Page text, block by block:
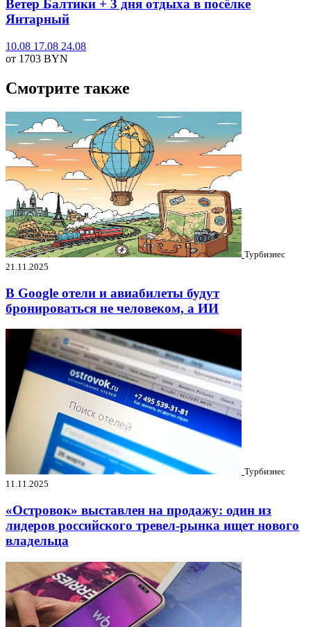
Ветер Балтики + 3 дня отдыха в посёлке
Янтарный
10.08 17.08 24.08
от 1703 BYN
Смотрите также
Турбизнес
21.11.2025
В Google отели и авиабилеты будут
бронироваться не человеком, а ИИ
Турбизнес
11.11.2025
«Островок» выставлен на продажу: один из
лидеров российского тревел-рынка ищет нового
владельца